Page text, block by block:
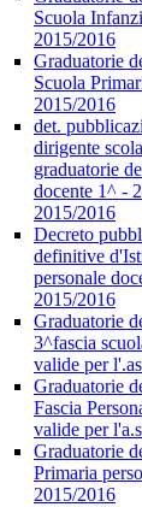
Scuola
2015/2016
Graduatorie
Scuola
2015/2016
det.
dirigente
graduatorie
docente 1^ -
2015/2016
Decreto
definitive
personale
2015/2016
Graduatorie
3^fascia
valide per
Graduatorie
Fascia
valide per
Graduatorie
Primaria
2015/2016